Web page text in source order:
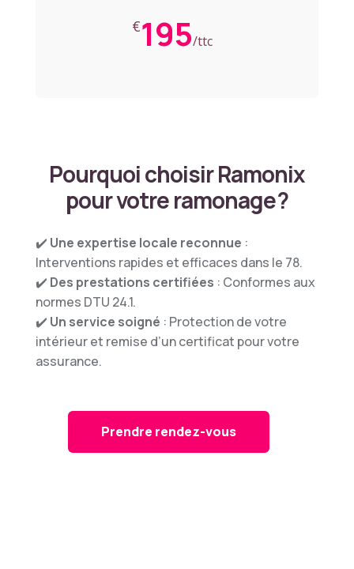
€195/ttc
Pourquoi choisir Ramonix
pour votre ramonage ?
✔️ Une expertise locale reconnue :
Interventions rapides et efficaces dans le 78.
✔️ Des prestations certifiées : Conformes aux
normes DTU 24.1.
✔️ Un service soigné : Protection de votre
intérieur et remise d’un certificat pour votre
assurance.
Prendre rendez-vous